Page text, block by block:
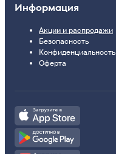
Информация
Акции и распродажи
Безопасность
Конфиденциальность
Оферта